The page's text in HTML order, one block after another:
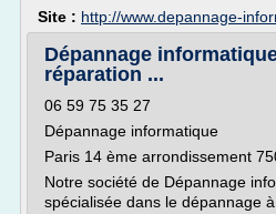
Site : http://www.depannage-
Dépannage
réparation ...
06 59 75 35 27
Dépannage informatique
Paris 14 ème arrondissement
Notre société de Dépannage
spécialisée dans le dépannage